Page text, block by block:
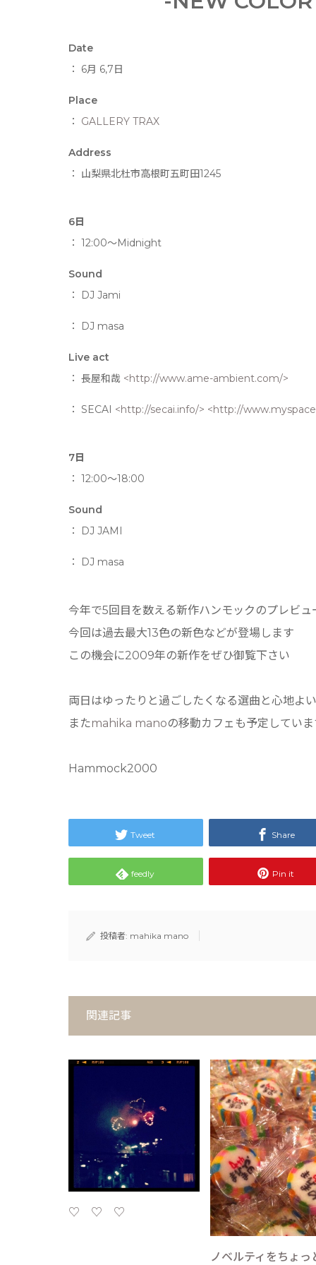
Date
： 6月 6,7日
Place
： GALLERY TRAX
Address
： 山梨県北杜市高根町五町田1245
6日
： 12:00〜Midnight
Sound
： DJ Jami
： DJ masa
Live act
： 長屋和哉 <http://www.ame-ambient.com/>
： SECAI <http://secai.info/> <http://
7日
： 12:00〜18:00
Sound
： DJ JAMI
： DJ masa
今年で5回目を数える新作ハンモックのプレビ
今回は過去最大13色の新色などが登場します
この機会に2009年の新作をぜひ御覧下さい
両日はゆったりと過ごしたくなる選曲と心地よ
またmahika manoの移動カフェも予定してい
Hammock2000
Tweet Share
feedly Pin it
投稿者: mahika mano
関連記事
♡ ♡ ♡
ノベルティをちょっ